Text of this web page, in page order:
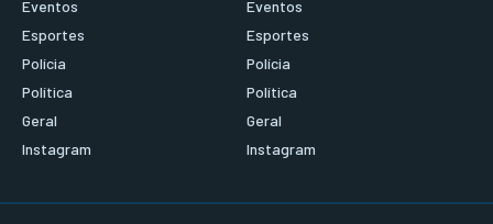
Eventos
Esportes
Polícia
Política
Geral
Instagram
Eventos
Esportes
Polícia
Política
Geral
Instagram